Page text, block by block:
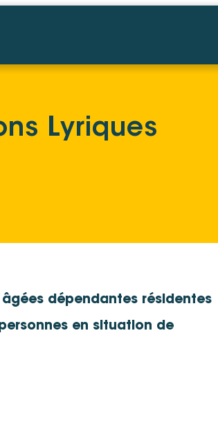
Lyriques
dépendantes résidentes
en situation de